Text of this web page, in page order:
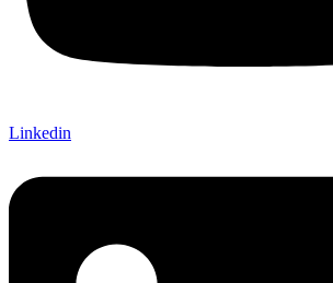
Linkedin